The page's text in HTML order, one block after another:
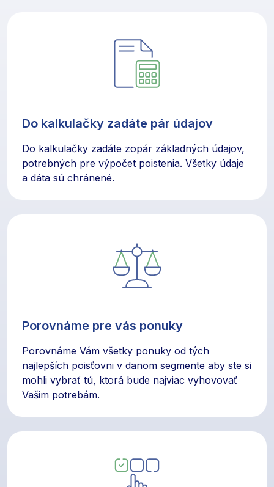
Do kalkulačky zadáte pár údajov
Do kalkulačky zadáte zopár základných údajov,
potrebných pre výpočet poistenia. Všetky údaje
a dáta sú chránené.
Porovnáme pre vás ponuky
Porovnáme Vám všetky ponuky od tých
najlepších poisťovni v danom segmente aby ste si
mohli vybrať tú, ktorá bude najviac vyhovovať
Vašim potrebám.